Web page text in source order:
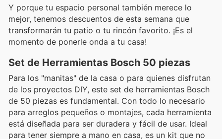
Y porque tu espacio personal también merece lo
mejor, tenemos descuentos de esta semana que
transformarán tu patio o tu rincón favorito. ¡Es el
momento de ponerle onda a tu casa!
Set de Herramientas Bosch 50 piezas
Para los "manitas" de la casa o para quienes disfrutan
de los proyectos DIY, este set de herramientas Bosch
de 50 piezas es fundamental. Con todo lo necesario
para arreglos pequeños o montajes, cada herramienta
está diseñada para ser duradera y fácil de usar. Ideal
para tener siempre a mano en casa, es un kit que no